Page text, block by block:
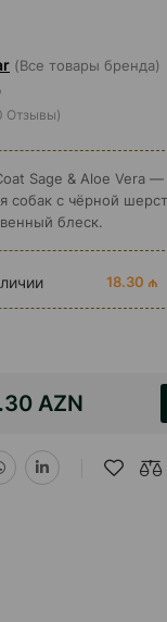
(Все товары бренда)
Отзывы)
Sage & Aloe Vera
собак с чёрной
блеск.
18.30 ₼
AZN